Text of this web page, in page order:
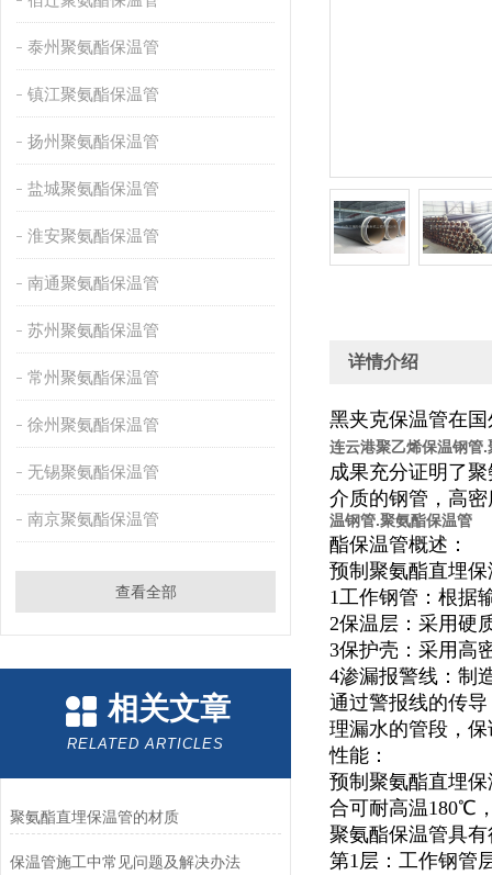
泰州聚氨酯保温管
镇江聚氨酯保温管
扬州聚氨酯保温管
盐城聚氨酯保温管
淮安聚氨酯保温管
南通聚氨酯保温管
苏州聚氨酯保温管
常州聚氨酯保温管
徐州聚氨酯保温管
无锡聚氨酯保温管
南京聚氨酯保温管
查看全部
相关文章
RELATED ARTICLES
聚氨酯直埋保温管的材质
保温管施工中常见问题及解决办法
详情介绍
黑夹克保温管在
连云港聚乙烯保温钢管
成果充分证明了
介质的钢管，高
温钢管.聚氨酯保温管
酯保温管概述：
预制聚氨酯直埋
1工作钢管：根据
2保温层：采用硬
3保护壳：采用高
4渗漏报警线：制
通过警报线的传
理漏水的管段，
性能：
预制聚氨酯直埋
合可耐高温180℃
聚氨酯保温管具
第1层：工作钢管